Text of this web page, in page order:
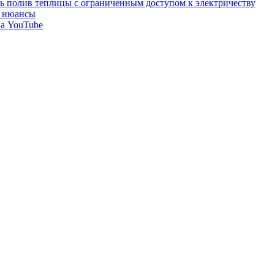
полив теплицы с ограниченным доступом к электричеству
нюансы
YouTube